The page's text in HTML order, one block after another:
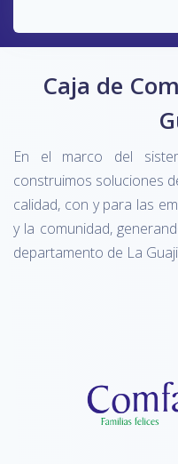
Caja de
En el marco del
construimos soluciones
calidad, con y para las
y la comunidad,
departamento de La